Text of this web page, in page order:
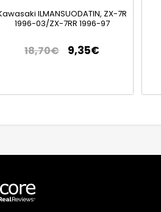
ILMANSUODATIN, ZX-7R
1996-03/ZX-7RR 1996-97
18,70€ 9,35€